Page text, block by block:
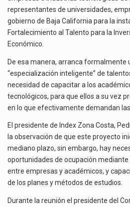
representantes de universidades,
gobierno de Baja California para la
Fortalecimiento al Talento para la
Económico.
De esa manera, arranca formalmente
“especialización inteligente” de
necesidad de capacitar a los
tecnológicos, para que ellos a su vez
en lo que efectivamente demandan
El presidente de Index Zona Costa,
la observación de que este proyecto
mediano plazo, sin embargo, hay
oportunidades de ocupación
entre empresas y académicos, y
de los planes y métodos de estudios.
Durante la reunión el presidente del